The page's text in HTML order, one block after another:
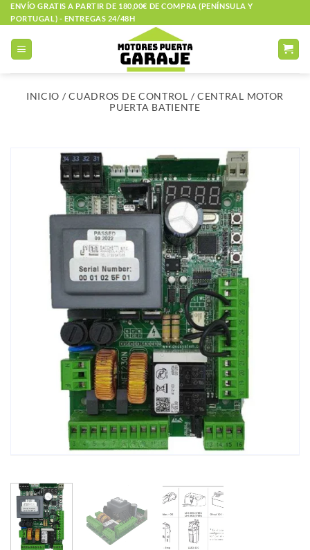
Saltar
al
contenido
ENVÍO GRATIS A PARTIR DE 180,00€ DE COMPRA (PENÍNSULA Y
PORTUGAL) - ENTREGAS 24/48H
INICIO / CUADROS DE CONTROL / CENTRAL MOTOR
PUERTA BATIENTE